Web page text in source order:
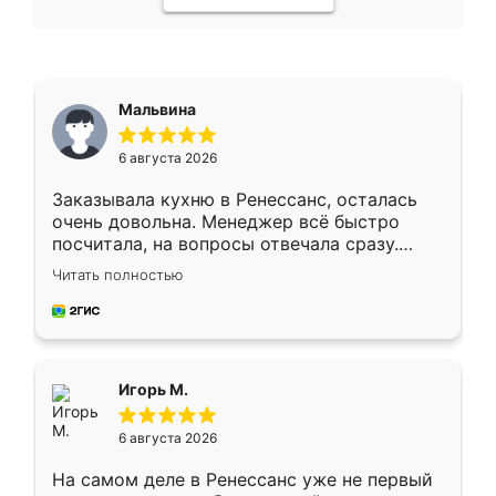
Мальвина
6 августа 2026
Заказывала кухню в Ренессанс, осталась
очень довольна. Менеджер всё быстро
посчитала, на вопросы отвечала сразу.
Замерщик приехал в субботу, подошёл к
делу со всей ответственностью. Собрали
за день, ребята работали аккуратно, даже
Читать полностью
Игорь М.
6 августа 2026
На самом деле в Ренессанс уже не первый